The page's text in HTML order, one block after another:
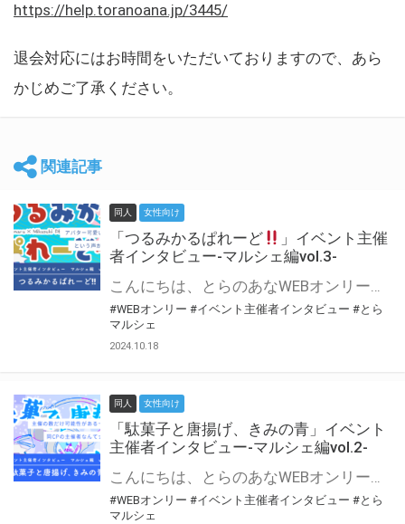
https://help.toranoana.jp/3445/
退会対応にはお時間をいただいておりますので、あら
かじめご了承ください。
関連記事
同人 女性向け
「つるみかるぱれーど
」イベント主催
者インタビュー-マルシェ編vol.3-
こんにちは、とらのあなWEBオンリー運営スタッフです。 新たにお届けする、イベント主催者インタビュー-マルシェ編-は、 とらのあなWEBオンリー「マルシェ」をご利用した主催様に 「マルシェ」を使って開催した感想や心がけをお聞きする企画です。 今回は、WEBオンリー初開催「つるみかるぱれーど
#WEBオンリー #イベント主催者インタビュー #とら
マルシェ
2024.10.18
同人 女性向け
「駄菓子と唐揚げ、きみの青」イベント
主催者インタビュー-マルシェ編vol.2-
こんにちは、とらのあなWEBオンリー運営スタッフです。 新たにお届けする、イベント主催者インタビュー-マルシェ編-は、 とらのあなWEBオンリー「マルシェ」をご利用の主催様に 「マルシェ」を使ってイベントを開催した感想や心がけをお聞きする企画です。 今回は、WEBオンリー初開催「駄菓子と唐揚げ、きみの青」より、 主催のぎこ六屋様にお話を伺いました。 協力：ぎこ六屋様／イベント公式Twitter（@krkgwks） とらのあなWEBオンリー「マルシェ」とは？ WEBオンリーでリアルタイムでコミュニケーションがとれるオンライン会場です。
#WEBオンリー #イベント主催者インタビュー #とら
マルシェ